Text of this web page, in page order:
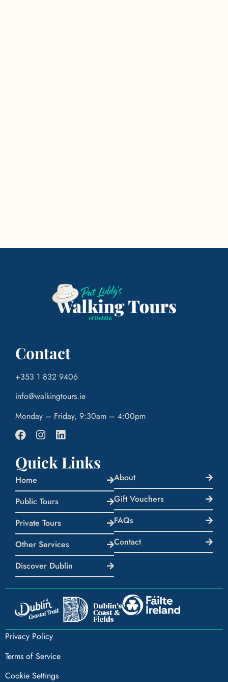
Contact
+353 1 832 9406
info@walkingtours.ie
Monday – Friday, 9:30am – 4:00pm
Quick Links
Home
Public Tours
Private Tours
Other Services
Discover Dublin
About
Gift Vouchers
FAQs
Contact
Privacy Policy
Terms of Service
Cookie Settings